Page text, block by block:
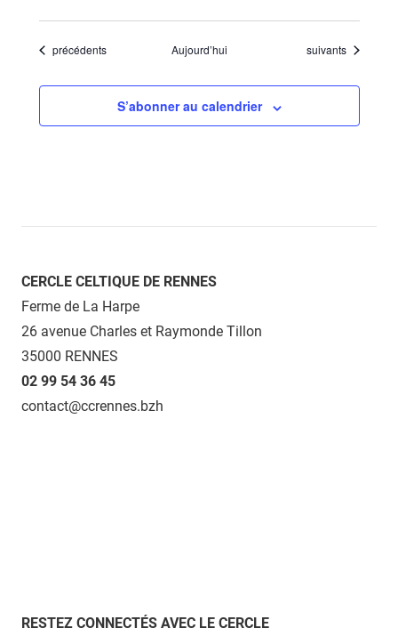
Évènements
précédents Aujourd’hui Évènements
suivants
S’abonner au calendrier
CERCLE CELTIQUE DE RENNES
Ferme de La Harpe
26 avenue Charles et Raymonde Tillon
35000 RENNES
02 99 54 36 45
contact@ccrennes.bzh
RESTEZ CONNECTÉS AVEC LE CERCLE